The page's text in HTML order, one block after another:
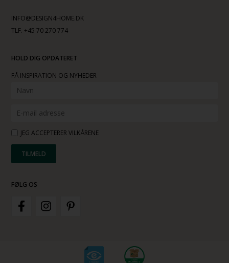
INFO@DESIGN4HOME.DK
TLF. +45 70 270 774
HOLD DIG OPDATERET
FÅ INSPIRATION OG NYHEDER
JEG ACCEPTERER VILKÅRENE
FØLG OS